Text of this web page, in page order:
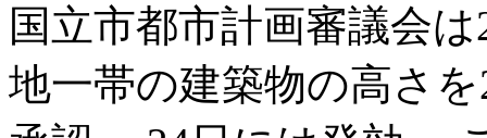
国立市都市計画審議会
地一帯の建築物の高さ